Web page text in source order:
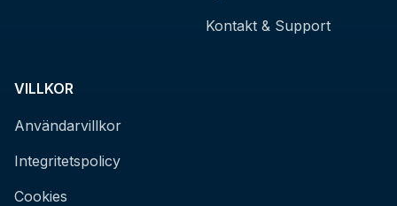
Kontakt & Support
VILLKOR
Användarvillkor
Integritetspolicy
Cookies